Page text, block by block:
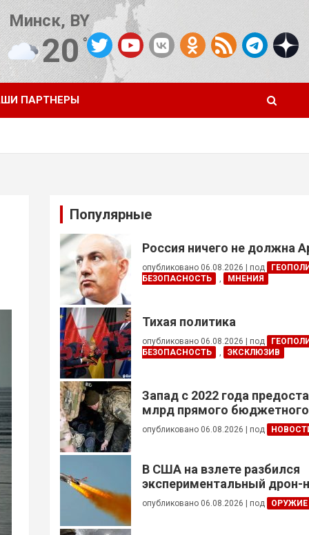
Минск, BY
20°C
от OpenWeatherMap
ПАРТНЕРЫ
Популярные
Россия ничего не должна
опубликовано 06.08.2026 под
БЕЗОПАСНОСТЬ
, МНЕНИЯ
Тихая политика
опубликовано 06.08.2026 под
БЕЗОПАСНОСТЬ
, ЭКСКЛЮЗИВ
Запад с 2022 года
млрд прямого бюджетного
финансирования — глава
Украины
опубликовано 06.08.2026 под
В США на взлете разбился
экспериментальный дрон-
опубликовано 06.08.2026 под ОРУЖИЕ